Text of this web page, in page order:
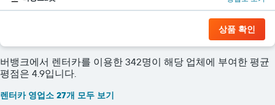
상품 확인
버뱅크에서 렌터카를 이용한 342명이 해당 업체에 부여한 평균
평점은 4.9입니다.
렌터카 영업소 27개 모두 보기